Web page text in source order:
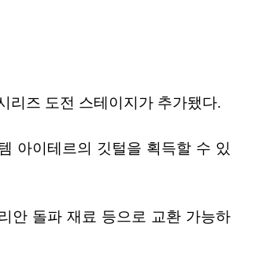
리즈 도전 스테이지가 추가됐다.
아이테르의 깃털을 획득할 수 있
안 돌파 재료 등으로 교환 가능하